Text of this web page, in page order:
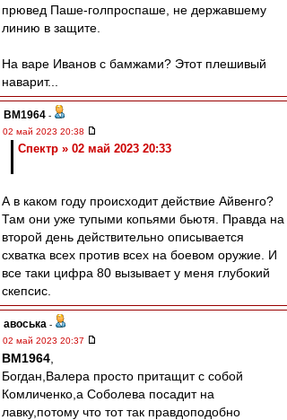
прювед Паше-голпроспаше, не державшему
линию в защите.
На варе Иванов с бамжами? Этот плешивый
наварит...
BM1964 -
02 май 2023 20:38
Спектр » 02 май 2023 20:33
А в каком году происходит действие Айвенго?
Там они уже тупыми копьями бьютя. Правда на
второй день действительно описывается
схватка всех против всех на боевом оружие. И
все таки цифра 80 вызывает у меня глубокий
скепсис.
авоська -
02 май 2023 20:37
BM1964
Богдан,Валера просто притащит с собой
Комличенко,а Соболева посадит на
лавку,потому что тот так правдоподобно